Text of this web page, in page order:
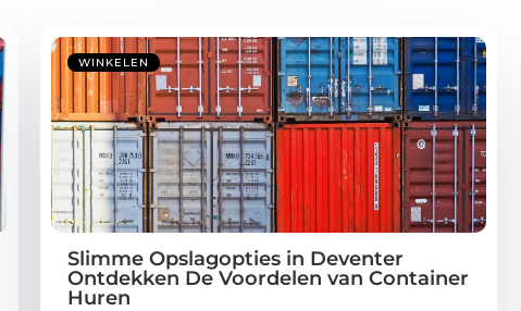
WINKELEN
Slimme Opslagopties in Deventer
Ontdekken De Voordelen van Container
Huren